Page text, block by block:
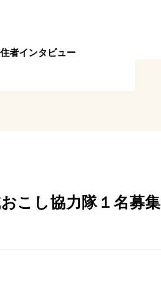
者インタビュー
こし協力隊１名募集